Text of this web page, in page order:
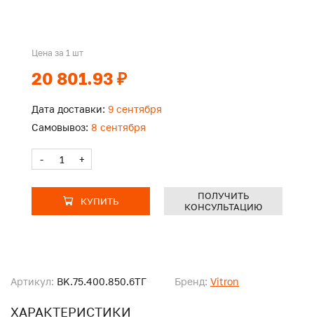
Артикул: BK.75.400.850.6ТГ Бренд: Vitron
ХАРАКТЕРИСТИКИ
Цена за 1 шт
20 801.93 ₽
Дата доставки: 9 сентября
Самовывоз: 8 сентября
- +
КУПИТЬ
ПОЛУЧИТЬ
КОНСУЛЬТАЦИЮ